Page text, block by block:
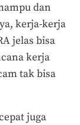
dan
kerja-kerja
jelas bisa
kerja
tak bisa
juga